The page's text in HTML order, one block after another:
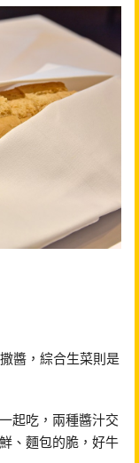
醬，綜合生菜則是
起吃，兩種醬汁交
、麵包的脆，好牛